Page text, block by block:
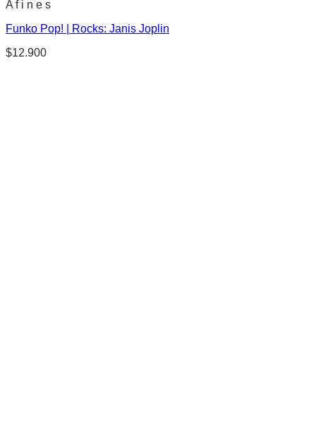
A f i n e s
Funko Pop! | Rocks: Janis Joplin
$12.900